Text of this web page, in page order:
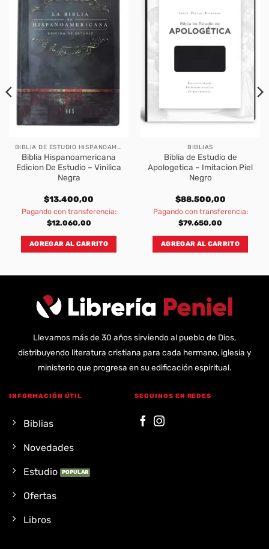
BIBLIA DE ESTUDIO HISPANOAMERICANA
Biblia Hispanoamericana
Edicion De Estudio – Vinilica
Negra
$13.400,00
Pagando con transferencia:
$12.060,00
AGREGAR AL CARRITO
BIBLIAS
Biblia de Estudio de
Apologetica – Imitacion Piel
Negro
$88.500,00
Pagando con transferencia:
$79.650,00
AGREGAR AL CARRITO
Llevamos más de 30 años sirviendo al pueblo de Dios,
distribuyendo literatura cristiana para cada hermano, iglesia y
ministerio que progresa en su edificación espiritual.
INFORMACIÓN ÚTIL
Biblias
Novedades
Estudio
Ofertas
Libros
SEGUINOS EN REDES